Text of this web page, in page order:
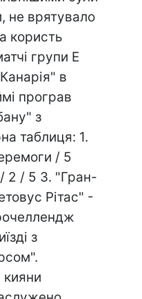
не врятувало
користь
групи Е
в
програв
з
таблиця: 1.
/ 5
2 / 5 3. "Гран-
Рітас" -
з
кияни